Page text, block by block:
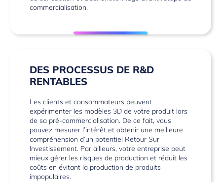
commercialisation.
DES PROCESSUS DE R&D
RENTABLES
Les clients et consommateurs peuvent
expérimenter les modèles 3D de votre produit lors
de sa pré-commercialisation. De ce fait, vous
pouvez mesurer l’intérêt et obtenir une meilleure
compréhension d’un potentiel Retour Sur
Investissement. Par ailleurs, votre entreprise peut
mieux gérer les risques de production et réduit les
coûts en évitant la production de produits
impopulaires.